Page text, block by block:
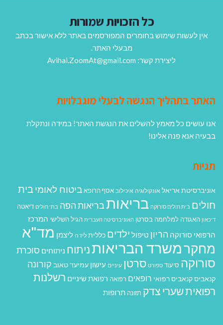
כל הזכויות שמורות
אין לעשות שימוש בחומרים המפורסמים באתר ללא אישור בכתב
מבעלי האתר.
ליצירת קשר: Avihai.ZoomAt@gmail.com
האתר בתהליך הנגשה לבעלי מוגבלויות
אנו עושים כל מאמץ להשלים את הנגשת האתר! במידה ונתקלת
בבעיה אנא פנה אלינו!
תגיות
אוניברסיטת אריאל אונקולוגיה איכילוב אסף הרופא ביטוח לאומיבית
חולים בית חולים סורוקה בריאותבריאות הפה בתי חולים דיאטה
דיכאון האגודה למלחמה בסרטן האוניברסיטה העברית הגיל השלישי המרכז
הרפואי סורוקה הריון טיפול ילדים כללית לידה ליצמן מד"א
מחקרמשרד הבריאותניתוח ניתוחים סוכרת
סורוקה סיעוד ספורט סרטן עיניים עישון עמיעד טאוב קורונה
קנאביסקנאביס רפואי רופאים רפואה רפואת שיניים רשלנות
רפואיתשערי צדק תזונה תרופות